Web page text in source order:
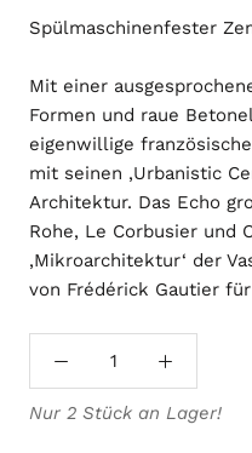
Spülmaschinenfester
Mit einer
Formen und raue
eigenwillige
mit seinen ‚Urbanistic
Architektur. Das Echo
Rohe, Le Corbusier und
‚Mikroarchitektur‘ der
von Frédérick Gautier
Nur 2 Stück an Lager!